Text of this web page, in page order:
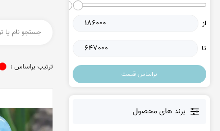
عقیق کلسدونی آبی
عقیق دروزی کلسدونی
عقیق کلسدونی قهوه ای
عقیق یمن زرد
عقیق یمن پرتقالی
از
تا
براساس قیمت
برند های محصول
ترتیب براساس :